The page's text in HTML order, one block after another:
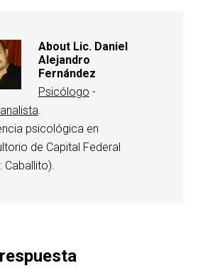
About Lic. Daniel
Alejandro
Fernández
Psicólogo -
.
psicológica en
de Capital Federal
Caballito).